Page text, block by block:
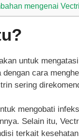
mengenai
untuk
cara
sering
mengobati
Selain itu,
terkait